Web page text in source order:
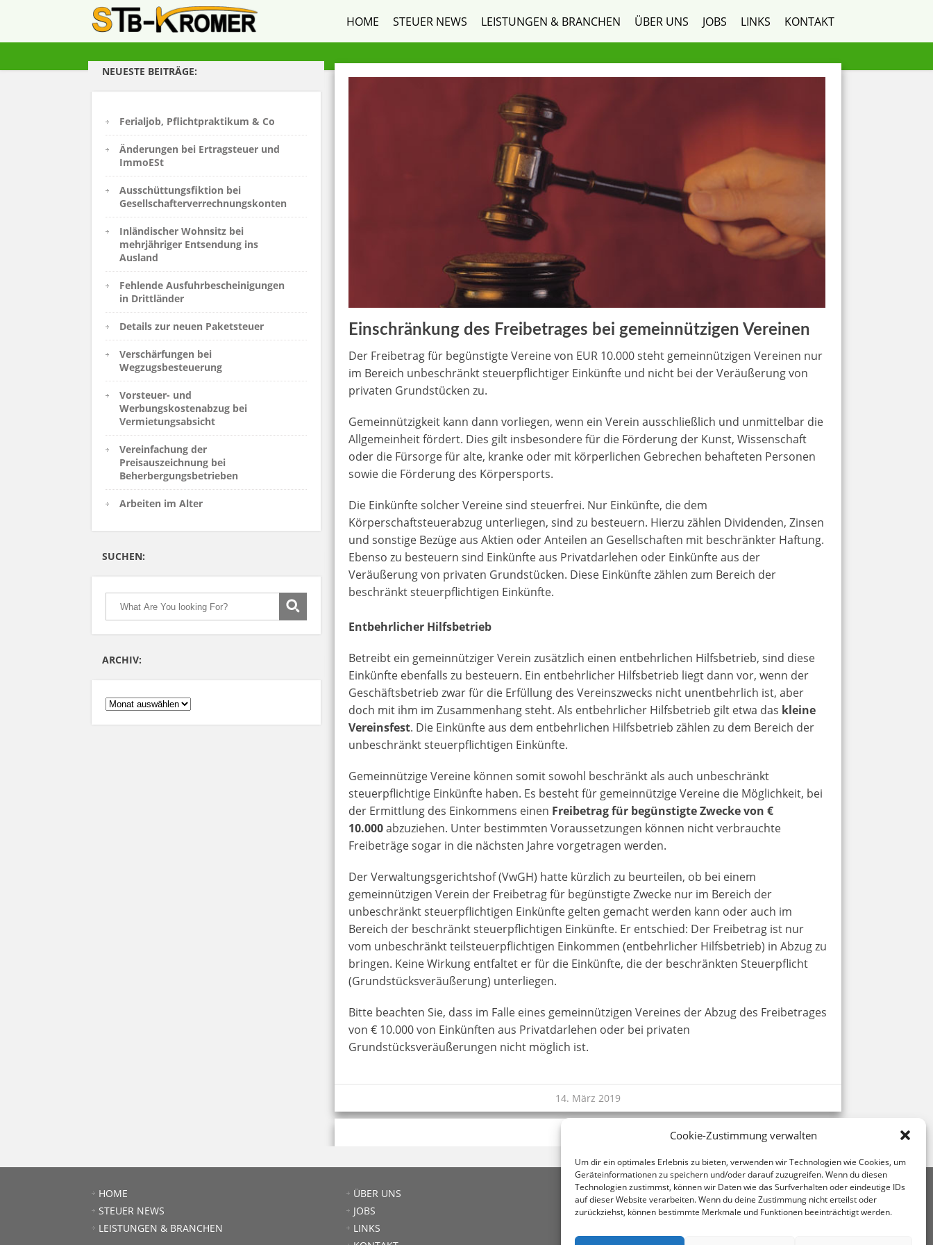
Cookie-Zustimmung verwalten
Um dir ein optimales Erlebnis zu bieten, verwenden wir Technologien wie Cookies, um
Geräteinformationen zu speichern und/oder darauf zuzugreifen. Wenn du diesen
Technologien zustimmst, können wir Daten wie das Surfverhalten oder eindeutige IDs
auf dieser Website verarbeiten. Wenn du deine Zustimmung nicht erteilst oder
zurückziehst, können bestimmte Merkmale und Funktionen beeinträchtigt werden.
HOME STEUER NEWS LEISTUNGEN & BRANCHEN ÜBER UNS JOBS LINKS KONTAKT
NEUESTE BEITRÄGE:
Ferialjob, Pflichtpraktikum & Co
Änderungen bei Ertragsteuer und
ImmoESt
Ausschüttungsfiktion bei
Gesellschafterverrechnungskonten
Inländischer Wohnsitz bei
mehrjähriger Entsendung ins
Ausland
Fehlende Ausfuhrbescheinigungen
in Drittländer
Details zur neuen Paketsteuer
Verschärfungen bei
Wegzugsbesteuerung
Vorsteuer- und
Werbungskostenabzug bei
Vermietungsabsicht
Vereinfachung der
Preisauszeichnung bei
Beherbergungsbetrieben
Arbeiten im Alter
SUCHEN:
ARCHIV:
ARCHIV:
Einschränkung des Freibetrages bei gemeinnützigen Vereinen
Der Freibetrag für begünstigte Vereine von EUR 10.000 steht gemeinnützigen Vereinen nur
im Bereich unbeschränkt steuerpflichtiger Einkünfte und nicht bei der Veräußerung von
privaten Grundstücken zu.
Gemeinnützigkeit kann dann vorliegen, wenn ein Verein ausschließlich und unmittelbar die
Allgemeinheit fördert. Dies gilt insbesondere für die Förderung der Kunst, Wissenschaft
oder die Fürsorge für alte, kranke oder mit körperlichen Gebrechen behafteten Personen
sowie die Förderung des Körpersports.
Die Einkünfte solcher Vereine sind steuerfrei. Nur Einkünfte, die dem
Körperschaftsteuerabzug unterliegen, sind zu besteuern. Hierzu zählen Dividenden, Zinsen
und sonstige Bezüge aus Aktien oder Anteilen an Gesellschaften mit beschränkter Haftung.
Ebenso zu besteuern sind Einkünfte aus Privatdarlehen oder Einkünfte aus der
Veräußerung von privaten Grundstücken. Diese Einkünfte zählen zum Bereich der
beschränkt steuerpflichtigen Einkünfte.
Entbehrlicher Hilfsbetrieb
Betreibt ein gemeinnütziger Verein zusätzlich einen entbehrlichen Hilfsbetrieb, sind diese
Einkünfte ebenfalls zu besteuern. Ein entbehrlicher Hilfsbetrieb liegt dann vor, wenn der
Geschäftsbetrieb zwar für die Erfüllung des Vereinszwecks nicht unentbehrlich ist, aber
doch mit ihm im Zusammenhang steht. Als entbehrlicher Hilfsbetrieb gilt etwa das kleine
Vereinsfest. Die Einkünfte aus dem entbehrlichen Hilfsbetrieb zählen zu dem Bereich der
unbeschränkt steuerpflichtigen Einkünfte.
Gemeinnützige Vereine können somit sowohl beschränkt als auch unbeschränkt
steuerpflichtige Einkünfte haben. Es besteht für gemeinnützige Vereine die Möglichkeit, bei
der Ermittlung des Einkommens einen Freibetrag für begünstigte Zwecke von €
10.000abzuziehen. Unter bestimmten Voraussetzungen können nicht verbrauchte
Freibeträge sogar in die nächsten Jahre vorgetragen werden.
Der Verwaltungsgerichtshof (VwGH) hatte kürzlich zu beurteilen, ob bei einem
gemeinnützigen Verein der Freibetrag für begünstigte Zwecke nur im Bereich der
unbeschränkt steuerpflichtigen Einkünfte gelten gemacht werden kann oder auch im
Bereich der beschränkt steuerpflichtigen Einkünfte. Er entschied: Der Freibetrag ist nur
vom unbeschränkt teilsteuerpflichtigen Einkommen (entbehrlicher Hilfsbetrieb) in Abzug zu
bringen. Keine Wirkung entfaltet er für die Einkünfte, die der beschränkten Steuerpflicht
(Grundstücksveräußerung) unterliegen.
Bitte beachten Sie, dass im Falle eines gemeinnützigen Vereines der Abzug des Freibetrages
von € 10.000 von Einkünften aus Privatdarlehen oder bei privaten
Grundstücksveräußerungen nicht möglich ist.
14. März 2019
HOME
STEUER NEWS
LEISTUNGEN & BRANCHEN
ÜBER UNS
JOBS
LINKS
Steuerberatung Mag. Andrea Kromer
1030 Wien, Untere Viaduktgasse 53